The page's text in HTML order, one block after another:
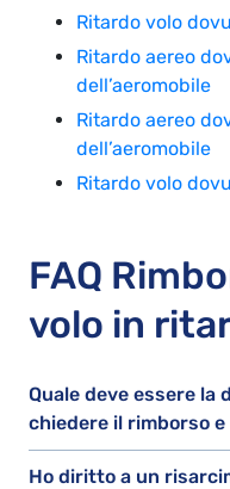
Ritardo volo
Ritardo aereo
dell’aeromobile
Ritardo aereo
dell’aeromobile
Ritardo volo
FAQ
volo in
Quale deve essere
chiedere il rimborso
Ho diritto a un